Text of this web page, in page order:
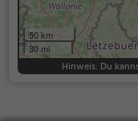
50 km
30 mi
Hinweis: Du